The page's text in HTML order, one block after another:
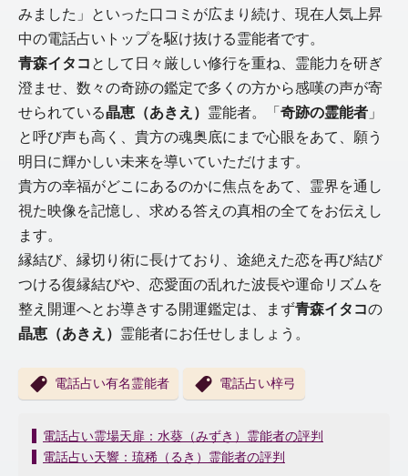
みました」といった口コミが広まり続け、現在人気上昇
中の電話占いトップを駆け抜ける霊能者です。
青森イタコ として日々厳しい修行を重ね、霊能力を研ぎ
澄ませ、数々の奇跡の鑑定で多くの方から感嘆の声が寄
せられている晶恵（あきえ） 霊能者。「 奇跡の霊能者 」
と呼び声も高く、貴方の魂奥底にまで心眼をあて、願う
明日に輝かしい未来を導いていただけます。
貴方の幸福がどこにあるのかに焦点をあて、霊界を通し
視た映像を記憶し、求める答えの真相の全てをお伝えし
ます。
縁結び、縁切り術に長けており、途絶えた恋を再び結び
つける復縁結びや、恋愛面の乱れた波長や運命リズムを
整え開運へとお導きする開運鑑定は、まず青森イタコの
晶恵（あきえ） 霊能者にお任せしましょう。
電話占い有名霊能者 電話占い梓弓
投
稿
電話占い霊場天扉：水葵（みずき）霊能者の評判
電話占い天響：琉稀（るき）霊能者の評判